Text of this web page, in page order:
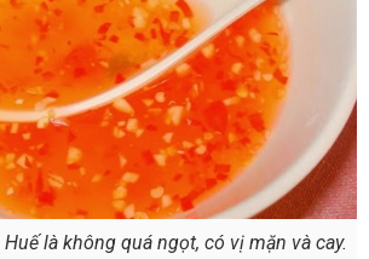
là không quá ngọt, có vị mặn và cay.